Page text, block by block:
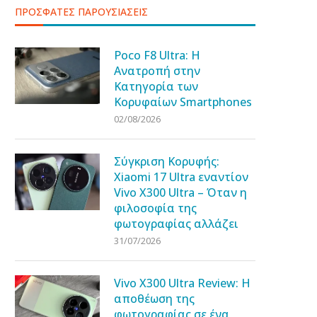
ΠΡΟΣΦΑΤΕΣ ΠΑΡΟΥΣΙΑΣΕΙΣ
Poco F8 Ultra: Η
Ανατροπή στην
Κατηγορία των
Κορυφαίων Smartphones
02/08/2026
Σύγκριση Κορυφής:
Xiaomi 17 Ultra εναντίον
Vivo X300 Ultra – Όταν η
φιλοσοφία της
φωτογραφίας αλλάζει
31/07/2026
Vivo X300 Ultra Review: Η
αποθέωση της